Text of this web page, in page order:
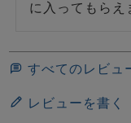
に入ってもらえ
すべてのレビュ
レビューを書く